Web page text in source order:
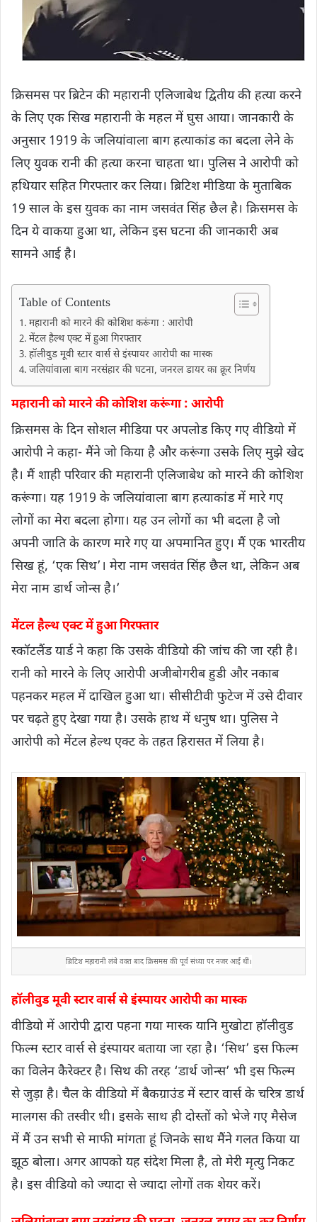
क्रिसमस पर ब्रिटेन की महारानी एलिजाबेथ द्वितीय की हत्या करने
के लिए एक सिख महारानी के महल में घुस आया। जानकारी के
अनुसार 1919 के जलियांवाला बाग हत्याकांड का बदला लेने के
लिए युवक रानी की हत्या करना चाहता था। पुलिस ने आरोपी को
हथियार सहित गिरफ्तार कर लिया। ब्रिटिश मीडिया के मुताबिक
19 साल के इस युवक का नाम जसवंत सिंह छैल है। क्रिसमस के
दिन ये वाकया हुआ था, लेकिन इस घटना की जानकारी अब
सामने आई है।
Table of Contents
महारानी को मारने की कोशिश करूंगा : आरोपी
मेंटल हैल्थ एक्ट में हुआ गिरफ्तार
हॉलीवुड मूवी स्टार वार्स से इंस्पायर आरोपी का मास्क
जलियांवाला बाग नरसंहार की घटना, जनरल डायर का क्रूर निर्णय
महारानी को मारने की कोशिश करूंगा : आरोपी
क्रिसमस के दिन सोशल मीडिया पर अपलोड किए गए वीडियो में
आरोपी ने कहा- मैंने जो किया है और करूंगा उसके लिए मुझे खेद
है। मैं शाही परिवार की महारानी एलिजाबेथ को मारने की कोशिश
करूंगा। यह 1919 के जलियांवाला बाग हत्याकांड में मारे गए
लोगों का मेरा बदला होगा। यह उन लोगों का भी बदला है जो
अपनी जाति के कारण मारे गए या अपमानित हुए। मैं एक भारतीय
सिख हूं, ‘एक सिथ’। मेरा नाम जसवंत सिंह छैल था, लेकिन अब
मेरा नाम डार्थ जोन्स है।’
मेंटल हैल्थ एक्ट में हुआ गिरफ्तार
स्कॉटलैंड यार्ड ने कहा कि उसके वीडियो की जांच की जा रही है।
रानी को मारने के लिए आरोपी अजीबोगरीब हुडी और नकाब
पहनकर महल में दाखिल हुआ था। सीसीटीवी फुटेज में उसे दीवार
पर चढ़ते हुए देखा गया है। उसके हाथ में धनुष था। पुलिस ने
आरोपी को मेंटल हेल्थ एक्ट के तहत हिरासत में लिया है।
ब्रिटिश महारानी लंबे वक्त बाद क्रिसमस की पूर्व संध्या पर नजर आईं थीं।
हॉलीवुड मूवी स्टार वार्स से इंस्पायर आरोपी का मास्क
वीडियो में आरोपी द्वारा पहना गया मास्क यानि मुखोटा हॉलीवुड
फिल्म स्टार वार्स से इंस्पायर बताया जा रहा है। ‘सिथ’ इस फिल्म
का विलेन कैरेक्टर है। सिथ की तरह ‘डार्थ जोन्स’ भी इस फिल्म
से जुड़ा है। चैल के वीडियो में बैकग्राउंड में स्टार वार्स के चरित्र डार्थ
मालगस की तस्वीर थी। इसके साथ ही दोस्तों को भेजे गए मैसेज
में मैं उन सभी से माफी मांगता हूं जिनके साथ मैंने गलत किया या
झूठ बोला। अगर आपको यह संदेश मिला है, तो मेरी मृत्यु निकट
है। इस वीडियो को ज्यादा से ज्यादा लोगों तक शेयर करें।